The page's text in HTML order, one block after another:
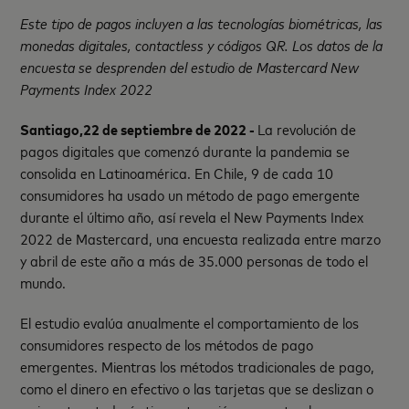
Este tipo de pagos incluyen a las tecnologías biométricas, las
monedas digitales, contactless y códigos QR. Los datos de la
encuesta se desprenden del estudio de Mastercard New
Payments Index 2022
Santiago,22 de septiembre de 2022 - La revolución de
pagos digitales que comenzó durante la pandemia se
consolida en Latinoamérica. En Chile, 9 de cada 10
consumidores ha usado un método de pago emergente
durante el último año, así revela el New Payments Index
2022 de Mastercard, una encuesta realizada entre marzo
y abril de este año a más de 35.000 personas de todo el
mundo.
El estudio evalúa anualmente el comportamiento de los
consumidores respecto de los métodos de pago
emergentes. Mientras los métodos tradicionales de pago,
como el dinero en efectivo o las tarjetas que se deslizan o